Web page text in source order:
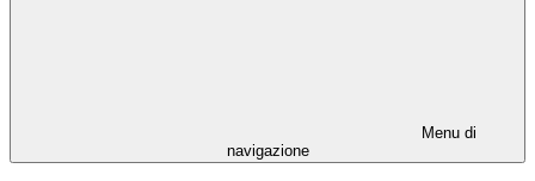
Menu di
navigazione